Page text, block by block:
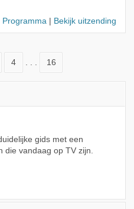
Programma
Bekijk uitzending
4 . . . 16
gids met een
die vandaag op TV zijn.